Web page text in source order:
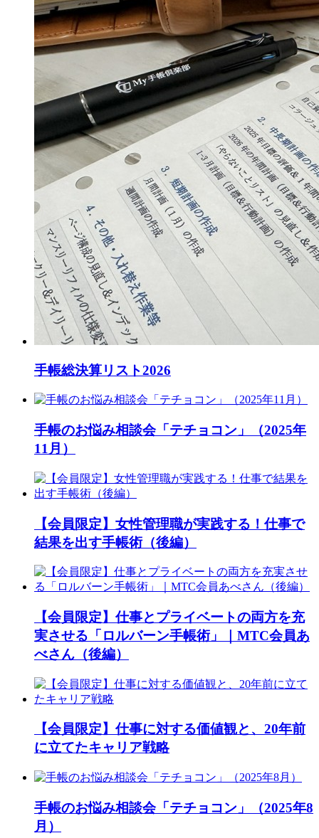
手帳総決算リスト2026
手帳のお悩み相談会「テチョコン」（2025年
11月）
【会員限定】女性管理職が実践する！仕事で
結果を出す手帳術（後編）
【会員限定】仕事とプライベートの両方を充
実させる「ロルバーン手帳術」｜MTC会員あ
べさん（後編）
【会員限定】仕事に対する価値観と、20年前
に立てたキャリア戦略
手帳のお悩み相談会「テチョコン」（2025年8
月）